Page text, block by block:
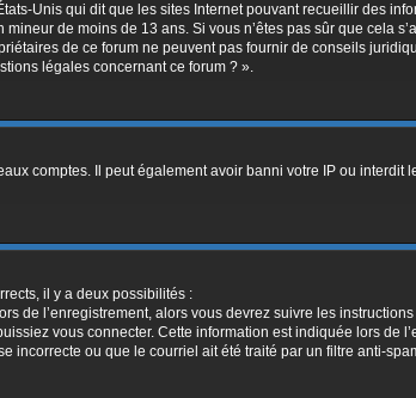
Unis qui dit que les sites Internet pouvant recueillir des
de moins de 13 ans. Si vous n’êtes pas sûr que cela
de ce forum ne peuvent pas fournir de conseils
légales concernant ce forum ? ».
comptes. Il peut également avoir banni votre IP ou
il y a deux possibilités :
de l’enregistrement, alors vous devrez suivre les
vous connecter. Cette information est indiquée lors de
incorrecte ou que le courriel ait été traité par un filtre anti-